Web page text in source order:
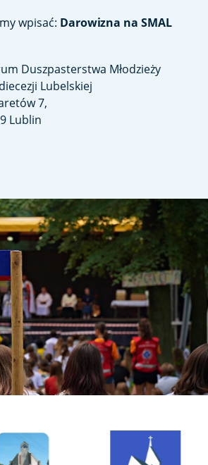
wpisać: Darowizna na SMAL
Duszpasterstwa Młodzieży
Lubelskiej
7,
Lublin